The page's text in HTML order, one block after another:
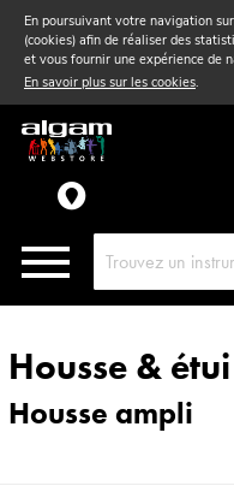
En poursuivant votre navigation
(cookies) afin de réaliser des
et vous fournir une expérience de
En savoir plus sur les cookies.
Vent& Violon
Accessoires
Pièces détachées
Housse &
Housse ampli